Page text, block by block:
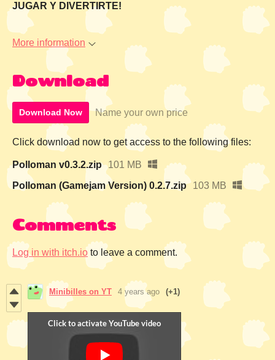
JUGAR Y DIVERTIRTE!
More information
Download
Download Now Name your own price
Click download now to get access to the following files:
Polloman v0.3.2.zip
101 MB
Polloman (Gamejam Version) 0.2.7.zip
103 MB
Comments
Log in with itch.io to leave a comment.
Minibilles on YT 4 years ago (+1)